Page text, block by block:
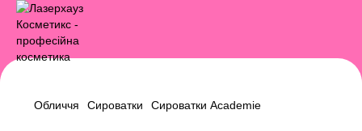
Обличчя Сироватки Сироватки Academie